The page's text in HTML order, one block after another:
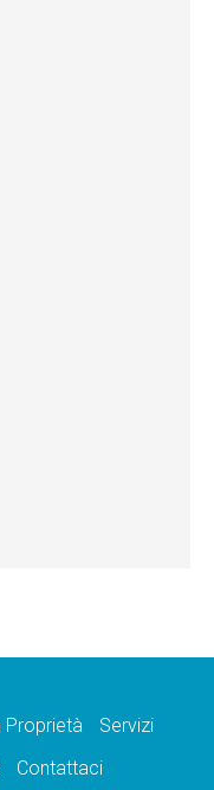
Proprietà
Servizi
Contattaci